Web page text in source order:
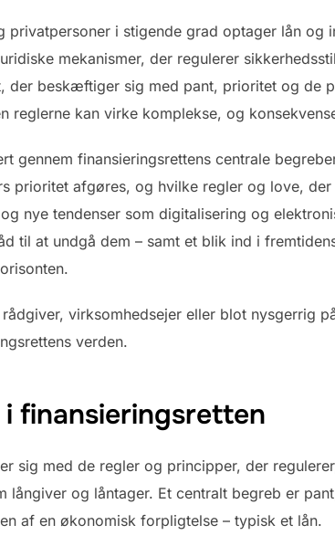
privatpersoner i stigende grad optager lån og
mekanismer, der regulerer
der beskæftiger sig med pant, prioritet og de
reglerne kan virke komplekse, og
gennem finansieringsrettens centrale
prioritet afgøres, og hvilke regler og love,
nye tendenser som digitalisering og
til at undgå dem – samt et blik ind i
virksomhedsejer eller blot nysgerrig
verden.
finansieringsretten
sig med de regler og principper, der
långiver og låntager. Et centralt begreb er
af en økonomisk forpligtelse – typisk et lån.